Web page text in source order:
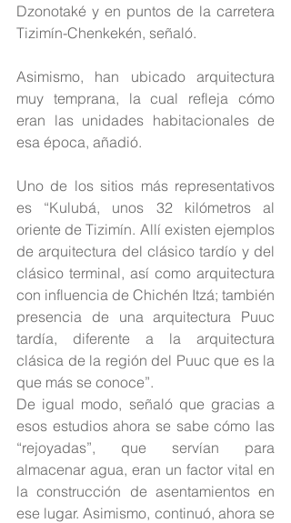
Dzonotaké y en puntos de la carretera
Tizimín-Chenkekén, señaló.
Asimismo, han ubicado arquitectura
muy temprana, la cual refleja cómo
eran las unidades habitacionales de
esa época, añadió.
Uno de los sitios más representativos
es “Kulubá, unos 32 kilómetros al
oriente de Tizimín. Allí existen ejemplos
de arquitectura del clásico tardío y del
clásico terminal, así como arquitectura
con influencia de Chichén Itzá; también
presencia de una arquitectura Puuc
tardía, diferente a la arquitectura
clásica de la región del Puuc que es la
que más se conoce”.
De igual modo, señaló que gracias a
esos estudios ahora se sabe cómo las
“rejoyadas”, que servían para
almacenar agua, eran un factor vital en
la construcción de asentamientos en
ese lugar. Asimismo, continuó, ahora se